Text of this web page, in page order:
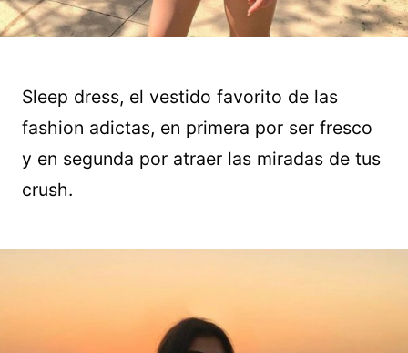
Sleep dress, el vestido favorito de las
fashion adictas, en primera por ser fresco
y en segunda por atraer las miradas de tus
crush.